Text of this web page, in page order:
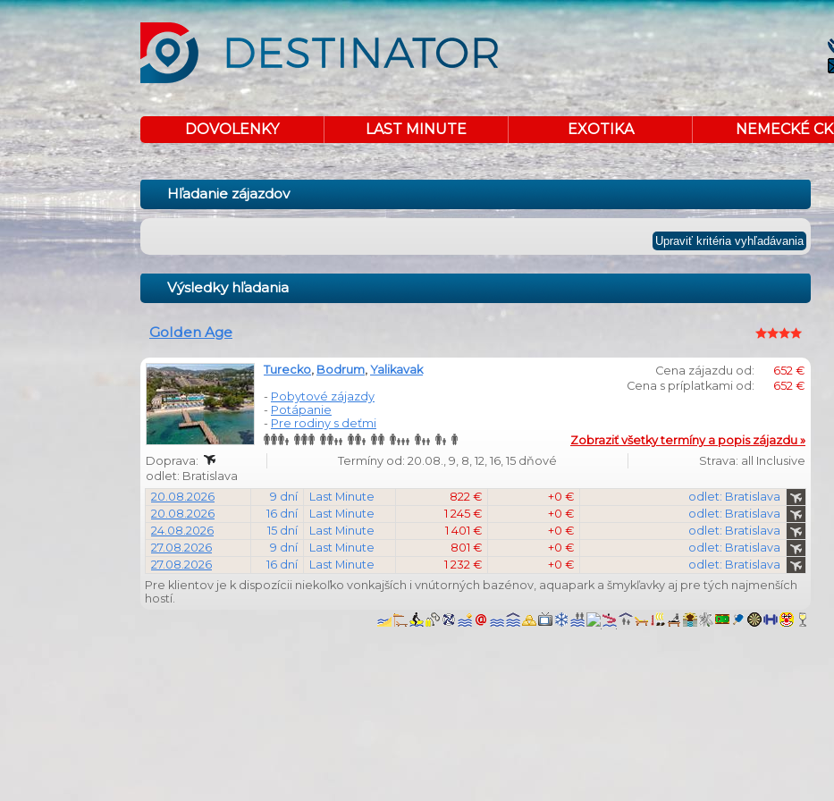
DOVOLENKY LAST MINUTE EXOTIKA NEMECKÉ CK
Hľadanie zájazdov
Výsledky hľadania
Golden Age
Cena zájazdu od:
652 €
Cena s príplatkami od:
652 €
Turecko, Bodrum, Yalikavak
- Pobytové zájazdy
- Potápanie
- Pre rodiny s deťmi
Zobraziť všetky termíny a popis zájazdu »
Doprava:
Termíny od: 20.08., 9, 8, 12, 16, 15 dňové
Strava: all Inclusive
odlet: Bratislava
20.08.2026
9 dní Last Minute 822 € +0 €
odlet: Bratislava
20.08.2026
16 dní Last Minute 1 245 € +0 €
odlet: Bratislava
24.08.2026
15 dní Last Minute 1 401 € +0 €
odlet: Bratislava
27.08.2026
9 dní Last Minute 801 € +0 €
odlet: Bratislava
27.08.2026
16 dní Last Minute 1 232 € +0 €
odlet: Bratislava
Pre klientov je k dispozícii niekoľko vonkajších i vnútorných bazénov, aquapark a šmykľavky aj pre tých najmenších
hostí.